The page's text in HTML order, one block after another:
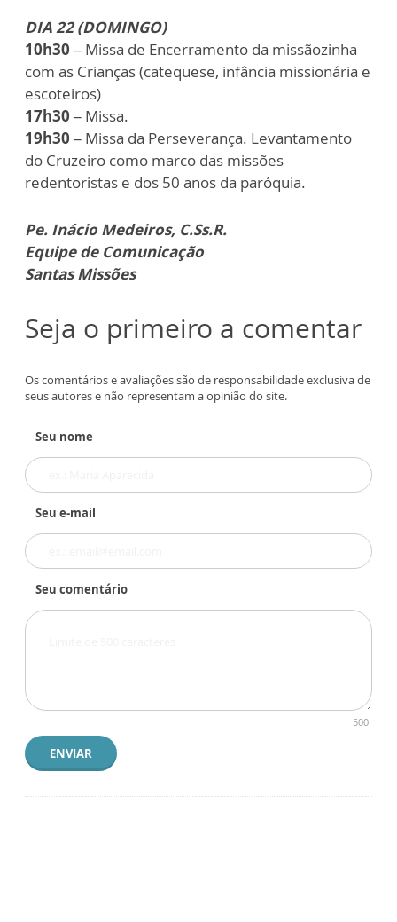
DIA 22 (DOMINGO)
10h30 – Missa de Encerramento da missãozinha
com as Crianças (catequese, infância missionária e
escoteiros)
17h30 – Missa.
19h30 – Missa da Perseverança. Levantamento
do Cruzeiro como marco das missões
redentoristas e dos 50 anos da paróquia.
Pe. Inácio Medeiros, C.Ss.R.
Equipe de Comunicação
Santas Missões
Seja o primeiro a comentar
Os comentários e avaliações são de responsabilidade exclusiva de
seus autores e não representam a opinião do site.
Seu nome
Seu e-mail
Seu comentário
500
ENVIAR